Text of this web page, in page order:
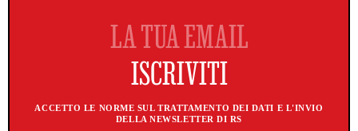
ACCETTO LE NORME SUL TRATTAMENTO DEI DATI E L'INVIO
DELLA NEWSLETTER DI RS